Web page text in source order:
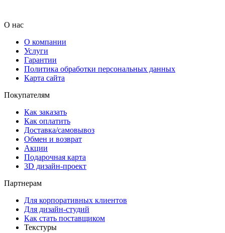
О нас
О компании
Услуги
Гарантии
Политика обработки персональных данных
Карта сайта
Покупателям
Как заказать
Как оплатить
Доставка/самовывоз
Обмен и возврат
Акции
Подарочная карта
3D дизайн-проект
Партнерам
Для корпоративных клиентов
Для дизайн-студий
Как стать поставщиком
Текстуры